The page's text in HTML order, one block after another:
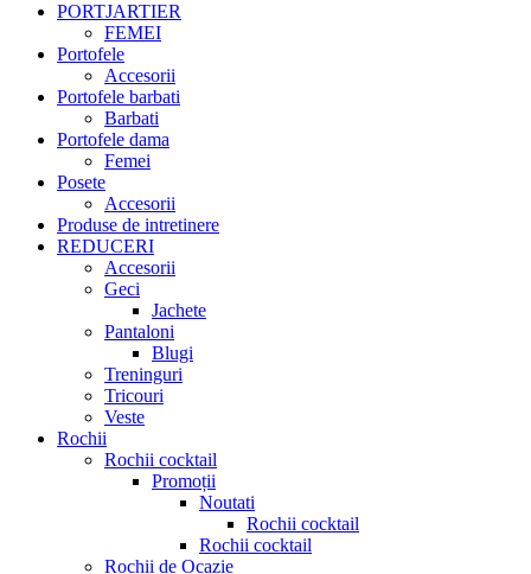
PORTJARTIER
FEMEI
Portofele
Accesorii
Portofele barbati
Barbati
Portofele dama
Femei
Posete
Accesorii
Produse de intretinere
REDUCERI
Accesorii
Geci
Jachete
Pantaloni
Blugi
Treninguri
Tricouri
Veste
Rochii
Rochii cocktail
Promoții
Noutati
Rochii cocktail
Rochii cocktail
Rochii de Ocazie